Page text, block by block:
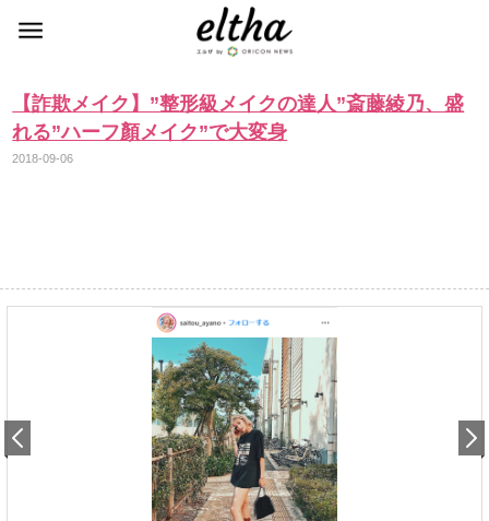
【詐欺メイク】”整形級メイクの達人”斎藤綾乃、盛
れる”ハーフ顏メイク”で大変身
2018-09-06